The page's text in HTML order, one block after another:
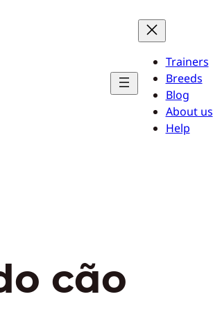
Trainers
Breeds
Blog
About us
Help
cão